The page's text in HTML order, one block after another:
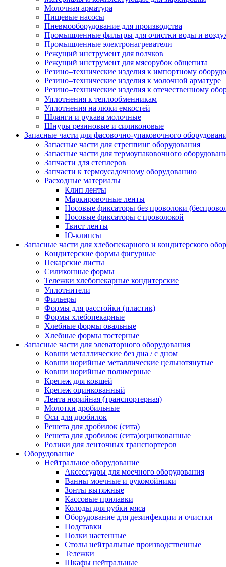
Молочная арматура
Пищевые насосы
Пневмооборудование для производства
Промышленные фильтры для очистки воды и
Промышленные электронагреватели
Режущий инструмент для волчков
Режущий инструмент для мясорубок общепита
Резино–технические изделия к импортному
Резино–технические изделия к молочной арматуре
Резино–технические изделия к отечественному
Уплотнения к теплообменникам
Уплотнения на люки емкостей
Шланги и рукава молочные
Шнуры резиновые и силиконовые
Запасные части для фасовочно-упаковочного
Запасные части для стреппинг оборудования
Запасные части для термоупаковочного
Запчасти для степлеров
Запчасти к термоусадочному оборудованию
Расходные материалы
Клип ленты
Маркировочные ленты
Носовые фиксаторы без проволоки
Носовые фиксаторы с проволокой
Твист ленты
Ю-клипсы
Запасные части для хлебопекарного и кондитерского
Кондитерские формы фигурные
Пекарские листы
Силиконные формы
Тележки хлебопекарные кондитерские
Уплотнители
Фильеры
Формы для расстойки (пластик)
Формы хлебопекарные
Хлебные формы овальные
Хлебные формы тостерные
Запасные части для элеваторного оборудования
Ковши металлические без дна / с дном
Ковши норийные металлические цельнотянутые
Ковши норийные полимерные
Крепеж для ковшей
Крепеж оцинкованный
Лента норийная (транспортерная)
Молотки дробильные
Оси для дробилок
Решета для дробилок (сита)
Решета для дробилок (сита)оцинкованные
Ролики для ленточных транспортеров
Оборудование
Нейтральное оборудование
Аксессуары для моечного оборудования
Ванны моечные и рукомойники
Зонты вытяжные
Кассовые прилавки
Колоды для рубки мяса
Оборудование для дезинфекции и очистки
Подставки
Полки настенные
Столы нейтральные производственные
Тележки
Шкафы нейтральные